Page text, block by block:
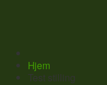
Hjem
Test stilling